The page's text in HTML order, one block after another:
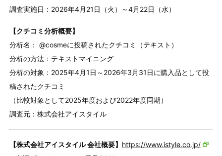
調査実施日：2026年4月21日（火）～4月22日（水）
【クチコミ分析概要】
分析名： @cosmeに投稿されたクチコミ（テキスト）
分析の方法：テキストマイニング
分析の対象：2025年4月1日～2026年3月31日に購入品として投
稿されたクチコミ
（比較対象として2025年度および2022年度同期）
調査元：株式会社アイスタイル
【株式会社アイスタイル 会社概要】 https://www.istyle.co.jp/